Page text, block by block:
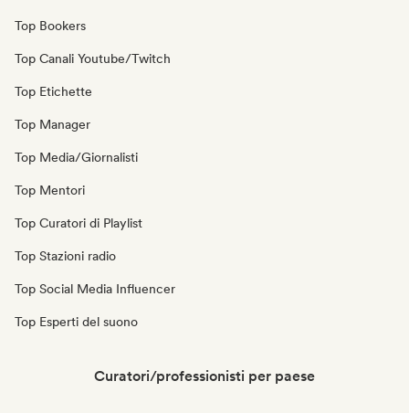
Top Bookers
Top Canali Youtube/Twitch
Top Etichette
Top Manager
Top Media/Giornalisti
Top Mentori
Top Curatori di Playlist
Top Stazioni radio
Top Social Media Influencer
Top Esperti del suono
Curatori/professionisti per paese